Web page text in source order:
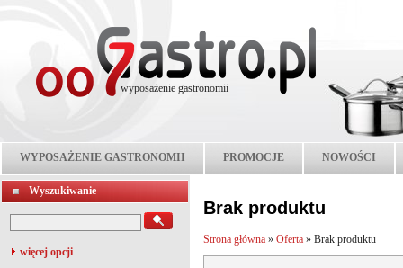
wyposażenie gastronomii
WYPOSAŻENIE GASTRONOMII PROMOCJE NOWOŚCI
Wyszukiwanie
więcej opcji
Brak produktu
Strona główna » Oferta » Brak produktu